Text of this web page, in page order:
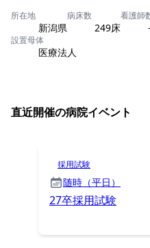
所在地
新潟県
病床数
249床
看護師
-
設置母体
医療法人
直近開催の病院イベント
採用試験
随時（平日）
27卒採用試験